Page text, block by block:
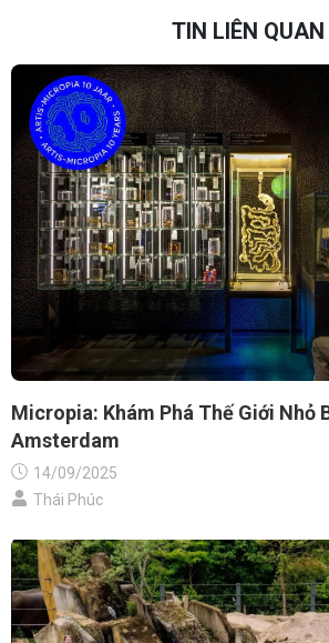
TIN LIÊN QUAN
Micropia: Khám Phá Thế Giới Nhỏ
Amsterdam
14/09/2025
Thái Phúc